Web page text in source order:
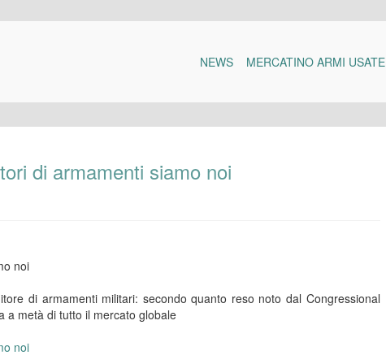
NEWS MERCATINO ARMI USATE
di armamenti siamo noi
noi
di armamenti militari: secondo quanto reso noto dal Congressional
a metà di tutto il mercato globale
noi